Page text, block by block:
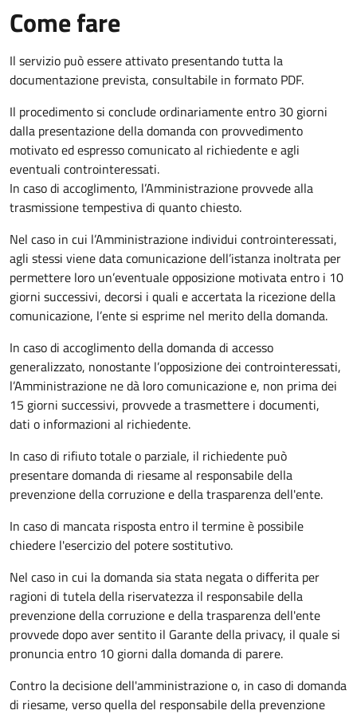
Come fare
Il servizio può essere attivato presentando tutta la
documentazione prevista, consultabile in formato PDF.
Il procedimento si conclude ordinariamente entro 30 giorni
dalla presentazione della domanda con provvedimento
motivato ed espresso comunicato al richiedente e agli
eventuali controinteressati.
In caso di accoglimento, l’Amministrazione provvede alla
trasmissione tempestiva di quanto chiesto.
Nel caso in cui l’Amministrazione individui controinteressati,
agli stessi viene data comunicazione dell’istanza inoltrata per
permettere loro un’eventuale opposizione motivata entro i 10
giorni successivi, decorsi i quali e accertata la ricezione della
comunicazione, l’ente si esprime nel merito della domanda.
In caso di accoglimento della domanda di accesso
generalizzato, nonostante l’opposizione dei controinteressati,
l’Amministrazione ne dà loro comunicazione e, non prima dei
15 giorni successivi, provvede a trasmettere i documenti,
dati o informazioni al richiedente.
In caso di rifiuto totale o parziale, il richiedente può
presentare domanda di riesame al responsabile della
prevenzione della corruzione e della trasparenza dell'ente.
In caso di mancata risposta entro il termine è possibile
chiedere l'esercizio del potere sostitutivo.
Nel caso in cui la domanda sia stata negata o differita per
ragioni di tutela della riservatezza il responsabile della
prevenzione della corruzione e della trasparenza dell'ente
provvede dopo aver sentito il Garante della privacy, il quale si
pronuncia entro 10 giorni dalla domanda di parere.
Contro la decisione dell'amministrazione o, in caso di domanda
di riesame, verso quella del responsabile della prevenzione